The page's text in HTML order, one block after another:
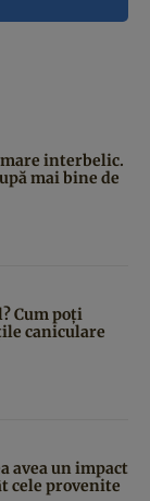
interbelic.
mai bine de
Cum poți
caniculare
avea un impact
cele provenite